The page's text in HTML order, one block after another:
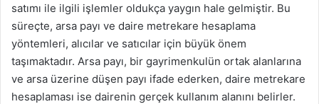
satımı ile ilgili işlemler oldukça yaygın hale gelmiştir. Bu
süreçte, arsa payı ve daire metrekare hesaplama
yöntemleri, alıcılar ve satıcılar için büyük önem
taşımaktadır. Arsa payı, bir gayrimenkulün ortak alanlarına
ve arsa üzerine düşen payı ifade ederken, daire metrekare
hesaplaması ise dairenin gerçek kullanım alanını belirler.